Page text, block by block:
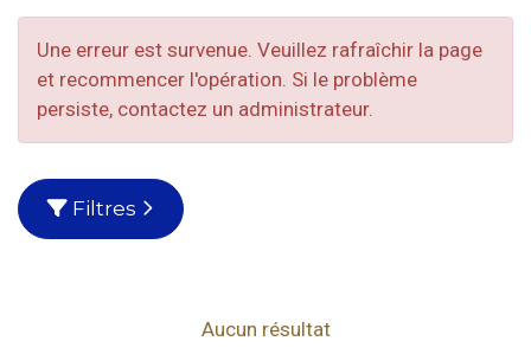
Une erreur est survenue. Veuillez rafraîchir la page
et recommencer l'opération. Si le problème
persiste, contactez un administrateur.
Filtres
Aucun résultat